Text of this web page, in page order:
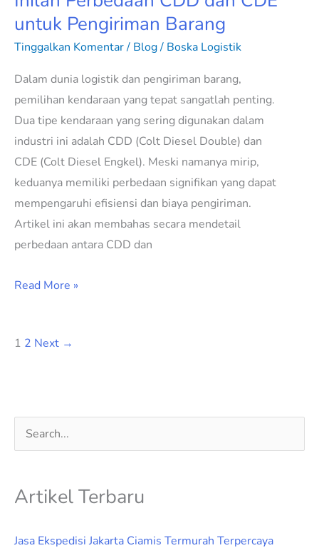
untuk Pengiriman Barang
Tinggalkan Komentar/ Blog/ Boska Logistik
Dalam dunia logistik dan pengiriman barang,
pemilihan kendaraan yang tepat sangatlah penting.
Dua tipe kendaraan yang sering digunakan dalam
industri ini adalah CDD (Colt Diesel Double) dan
CDE (Colt Diesel Engkel). Meski namanya mirip,
keduanya memiliki perbedaan signifikan yang dapat
mempengaruhi efisiensi dan biaya pengiriman.
Artikel ini akan membahas secara mendetail
perbedaan antara CDD dan
Read More »
1 2 Next →
Cari
untuk:
Artikel Terbaru
Jasa Ekspedisi Jakarta Ciamis Termurah Terpercaya